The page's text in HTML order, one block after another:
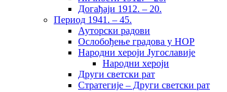
Догађаји 1912. – 20.
Период 1941. – 45.
Ауторски радови
Ослобођење градова у НОР
Народни хероји Југославије
Народни хероји
Други светски рат
Стратегије – Други светски рат